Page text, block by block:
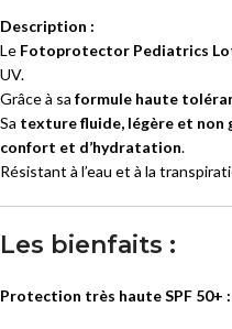
Description :
Le Fotoprotector Pediatrics
UV.
Grâce à sa formule haute
Sa texture fluide, légère et non
confort et d’hydratation.
Résistant à l’eau et à la
Les bienfaits :
Protection très haute SPF 50+ :